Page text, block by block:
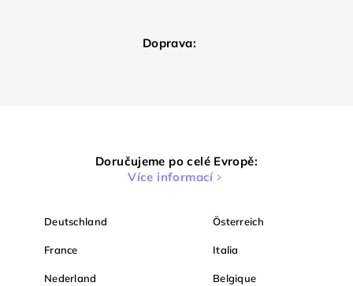
Doprava:
Doručujeme po celé Evropě:
Více informací
Deutschland Österreich
France Italia
Nederland Belgique